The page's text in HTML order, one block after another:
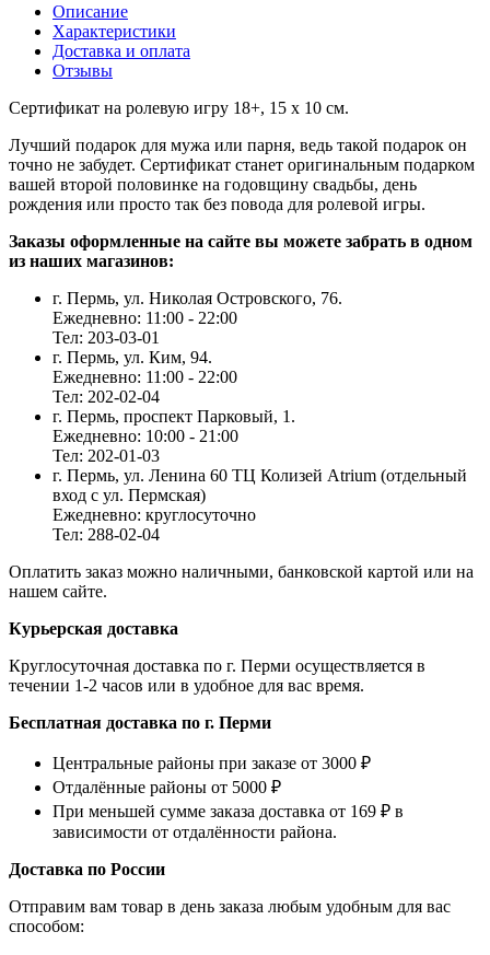
Описание
Характеристики
Доставка и оплата
Отзывы
Сертификат на ролевую игру 18+, 15 х 10 см.
Лучший подарок для мужа или парня, ведь такой подарок он
точно не забудет. Сертификат станет оригинальным подарком
вашей второй половинке на годовщину свадьбы, день
рождения или просто так без повода для ролевой игры.
Заказы оформленные на сайте вы можете забрать в одном
из наших магазинов:
г. Пермь, ул. Николая Островского, 76.
Ежедневно: 11:00 - 22:00
Тел: 203-03-01
г. Пермь, ул. Ким, 94.
Ежедневно: 11:00 - 22:00
Тел: 202-02-04
г. Пермь, проспект Парковый, 1.
Ежедневно: 10:00 - 21:00
Тел: 202-01-03
г. Пермь, ул. Ленина 60 ТЦ Колизей Atrium (отдельный
вход с ул. Пермская)
Ежедневно: круглосуточно
Тел: 288-02-04
Оплатить заказ можно наличными, банковской картой или на
нашем сайте.
Курьерская доставка
Круглосуточная доставка по г. Перми осуществляется в
течении 1-2 часов или в удобное для вас время.
Бесплатная доставка по г. Перми
Центральные районы при заказе от 3000 ₽
Отдалённые районы от 5000 ₽
При меньшей сумме заказа доставка от 169 ₽ в
зависимости от отдалённости района.
Доставка по России
Отправим вам товар в день заказа любым удобным для вас
способом: